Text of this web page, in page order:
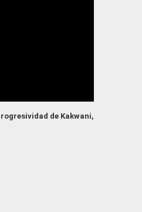
de Kakwani,